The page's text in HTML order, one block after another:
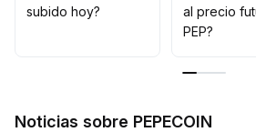
adicional.
Se recomienda vigilar el soporte
cautelosamente alcista y estar
subido hoy?
al precio
PEP?
Noticias sobre PEPECOIN